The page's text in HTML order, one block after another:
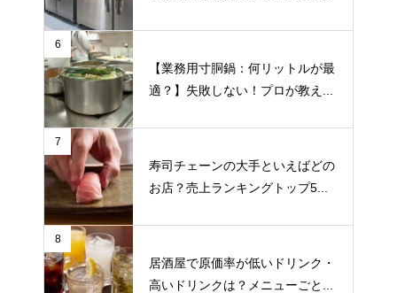
6
【業務用寸胴鍋：何リットルが最
適？】失敗しない！プロが教え...
7
寿司チェーンの大手といえばどの
お店？売上ランキングトップ5...
8
居酒屋で原価率が低いドリンク・
高いドリンクは？メニューごと...